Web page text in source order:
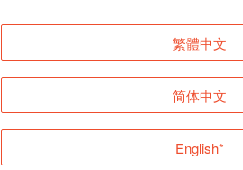
登入
返回首頁
繁體中文
简体中文
English*